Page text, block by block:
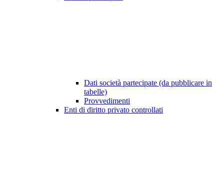
Dati società partecipate (da pubblicare in
tabelle)
Provvedimenti
Enti di diritto privato controllati